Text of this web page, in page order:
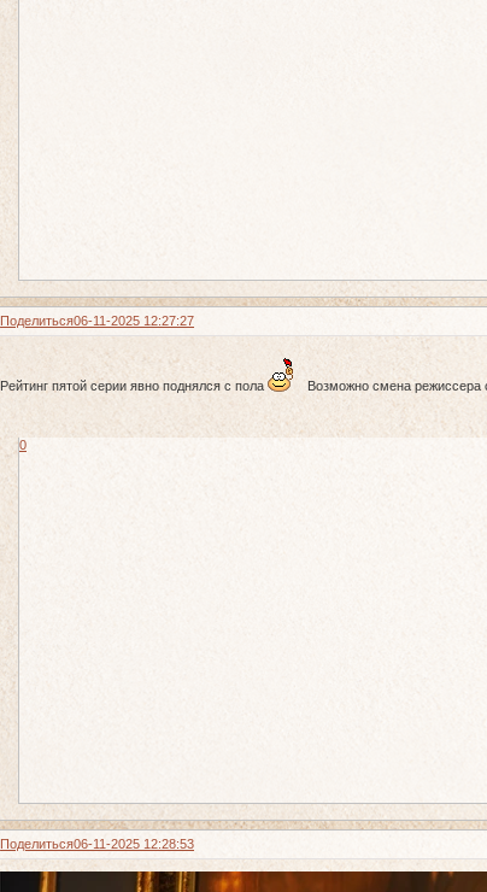
Поделиться06-11-2025 12:27:27
Рейтинг пятой серии явно поднялся с пола Возможно смена режиссера
0
Поделиться06-11-2025 12:28:53